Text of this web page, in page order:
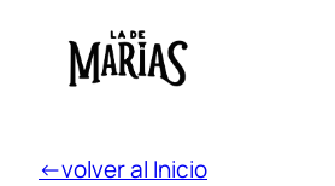
←volver al Inicio